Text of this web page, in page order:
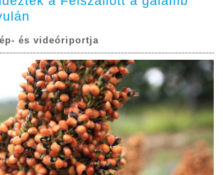
és videóriportja